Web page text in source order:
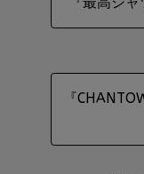
『